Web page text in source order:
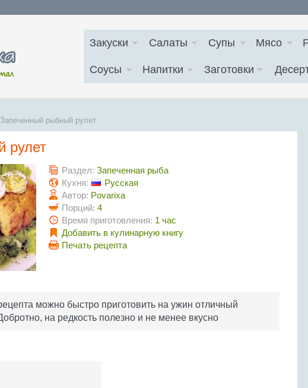
Закуски Салаты Супы Мясо
Соусы Напитки Заготовки
Запеченный рыбный рулет
рулет
Раздел: Запеченная рыба
Кухня:
Русская
Автор: Povarixa
Порций: 4
Время приготовления: 1 час
Добавить в кулинарную книгу
Печать рецепта
можно быстро приготовить на ужин отличный
на редкость полезно и не менее вкусно